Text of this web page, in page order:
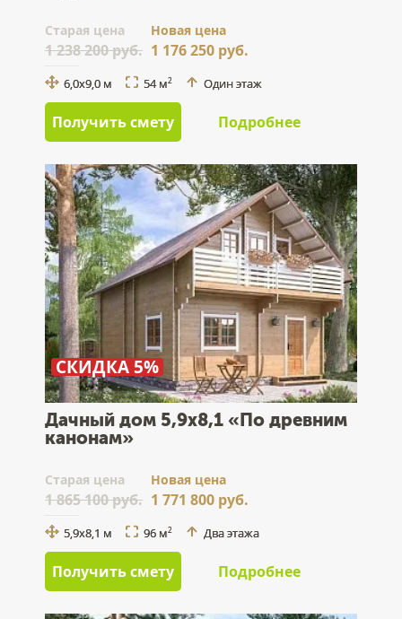
Cтарая цена
1 238 200 руб.
Новая цена
1 176 250 руб.
6,0х9,0 м 54 м2 Один этаж
Получить смету Подробнее
СКИДКА 5%
Дачный дом 5,9x8,1 «По древним
канонам»
Cтарая цена
1 865 100 руб.
Новая цена
1 771 800 руб.
5,9x8,1 м 96 м2 Два этажа
Получить смету Подробнее